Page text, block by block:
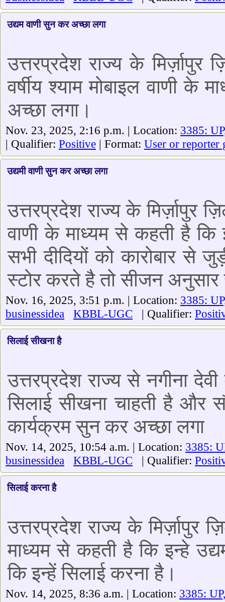
उद्यम वाणी सुन कर अच्छा लगा
उत्तरप्रदेश राज्य के
वर्षीय श्याम मोबाइल वाणी के
अच्छा लगा।
Nov. 23, 2025, 2:16 p.m. | Location: 3385:
| Qualifier: Positive | Format: User or reporter
उद्यमी वाणी सुन कर अच्छा लगा
उत्तरप्रदेश राज्य के मिर्ज़ापुर
वाणी के माध्यम से कहती है कि
सभी दीदियों को कारोबार से
स्टोर करते है तो सीजन
Nov. 16, 2025, 3:51 p.m. | Location: 3385:
businessidea
KBBL-UGC | Qualifier:
सिलाई सीखना है
उत्तरप्रदेश राज्य से नगीना
सिलाई सीखना चाहती है और
कार्यक्रम सुन कर अच्छा लगा
Nov. 14, 2025, 10:54 a.m. | Location: 3385:
businessidea
KBBL-UGC | Qualifier:
सिलाई करना है
उत्तरप्रदेश राज्य के मिर्ज़ापुर
माध्यम से कहती है कि इन्हे
कि इन्हें सिलाई करना है।
Nov. 14, 2025, 8:36 a.m. | Location: 3385: